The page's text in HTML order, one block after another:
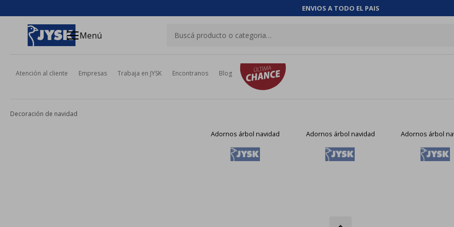
ENVIOS A TODO EL PAIS
menuMenú
Atención al cliente Empresas Trabaja en JYSK Encontranos Blog
Decoración de navidad
Adornos árbol navidad Adornos árbol navidad Adornos árbol
close